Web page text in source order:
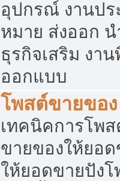
อุปกรณ์ งานป
หมาย ส่งออก น
ธุรกิจเสริม งา
ออกแบบ
โพสต์ขายของ
เทคนิคการโพ
ขายของให้ยอ
ให้ยอดขายปัง